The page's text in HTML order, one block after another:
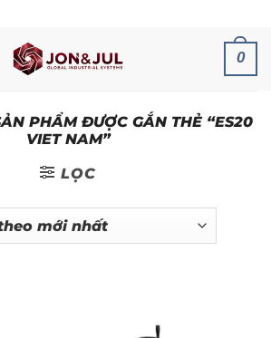
0
PHẨM ĐƯỢC GẮN THẺ “ES20
VIET NAM”
LỌC